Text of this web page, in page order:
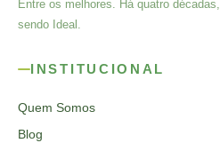
Entre os melhores. Há quatro décadas,
sendo Ideal.
INSTITUCIONAL
Quem Somos
Blog